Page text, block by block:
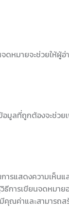
ดหมายจะช่วยให้ผู้
มูลที่ถูกต้องจะช่วย
รแสดงความเห็นแ
การเขียนจดหมาย
ณค่าและสามารถส